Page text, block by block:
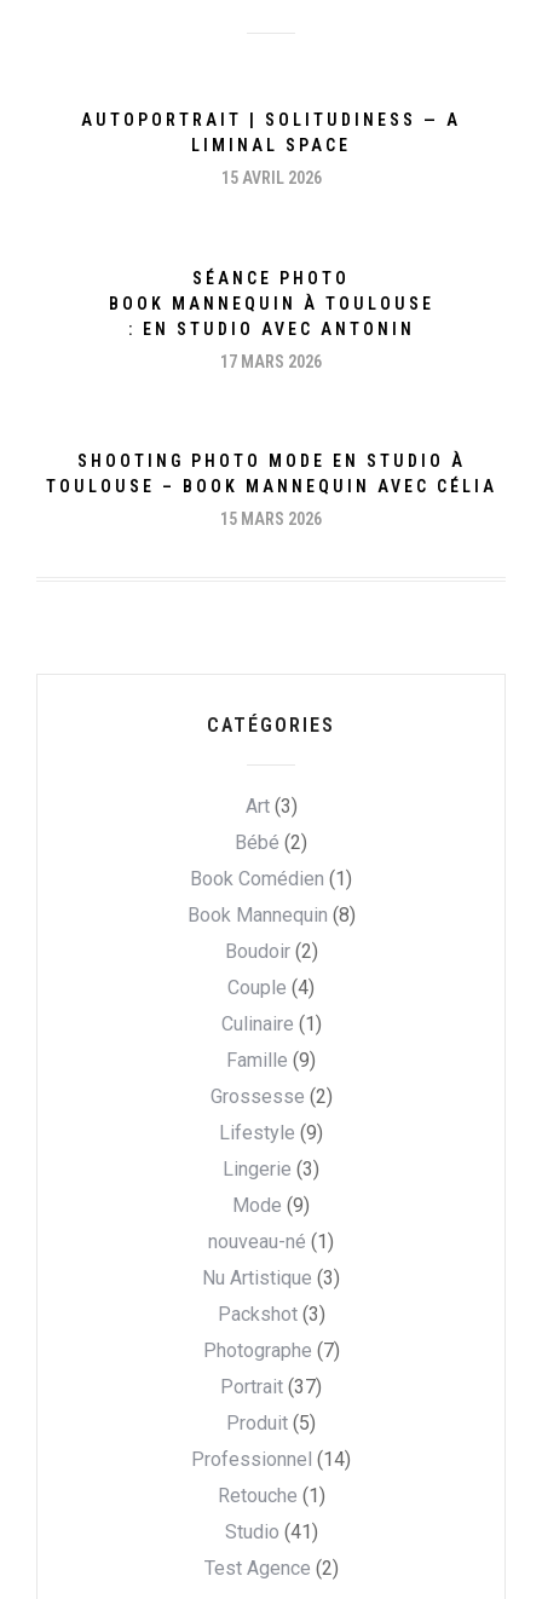
AUTOPORTRAIT | SOLITUDINESS — A
LIMINAL SPACE
15 AVRIL 2026
SÉANCE PHOTO
BOOK MANNEQUIN À TOULOUSE
: EN STUDIO AVEC ANTONIN
17 MARS 2026
SHOOTING PHOTO MODE EN STUDIO À
TOULOUSE – BOOK MANNEQUIN AVEC CÉLIA
15 MARS 2026
CATÉGORIES
Art(3)
Bébé (2)
Book Comédien (1)
Book Mannequin (8)
Boudoir(2)
Couple (4)
Culinaire (1)
Famille (9)
Grossesse (2)
Lifestyle (9)
Lingerie (3)
Mode (9)
nouveau-né (1)
Nu Artistique (3)
Packshot(3)
Photographe (7)
Portrait (37)
Produit (5)
Professionnel (14)
Retouche (1)
Studio (41)
Test Agence (2)